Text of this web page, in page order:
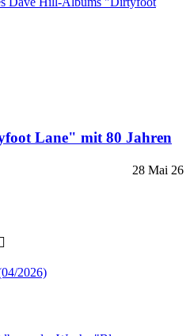
Lane" mit 80 Jahren
28 Mai 26